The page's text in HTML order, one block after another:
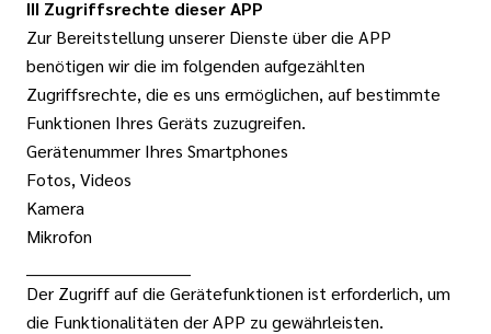
III Zugriffsrechte dieser APP
Zur Bereitstellung unserer Dienste über die APP
benötigen wir die im folgenden aufgezählten
Zugriffsrechte, die es uns ermöglichen, auf bestimmte
Funktionen Ihres Geräts zuzugreifen.
Gerätenummer Ihres Smartphones
Fotos, Videos
Kamera
Mikrofon
Der Zugriff auf die Gerätefunktionen ist erforderlich, um
die Funktionalitäten der APP zu gewährleisten.